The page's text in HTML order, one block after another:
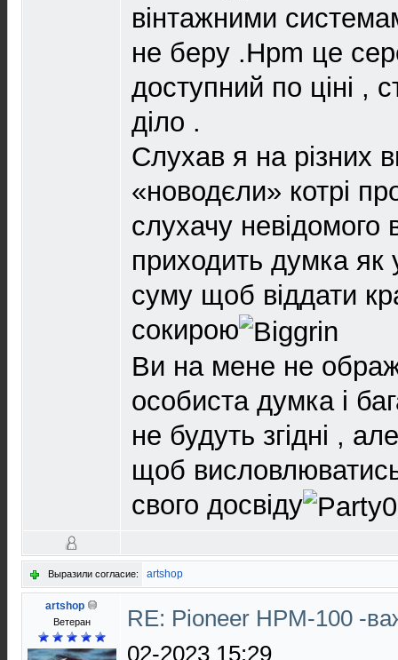
вінтажними
не беру .Hpm це
доступний по ціні ,
діло .
Слухав я на різних
«новодєли» котрі
слухачу невідомого
приходить думка як
суму щоб віддати
сокирою
Ви на мене не
особиста думка і
не будуть згідні ,
щоб
свого досвіду
Выразили согласие: artshop
artshop
Ветеран
RE: Pioneer HPM-100 -
02-2023 15:29